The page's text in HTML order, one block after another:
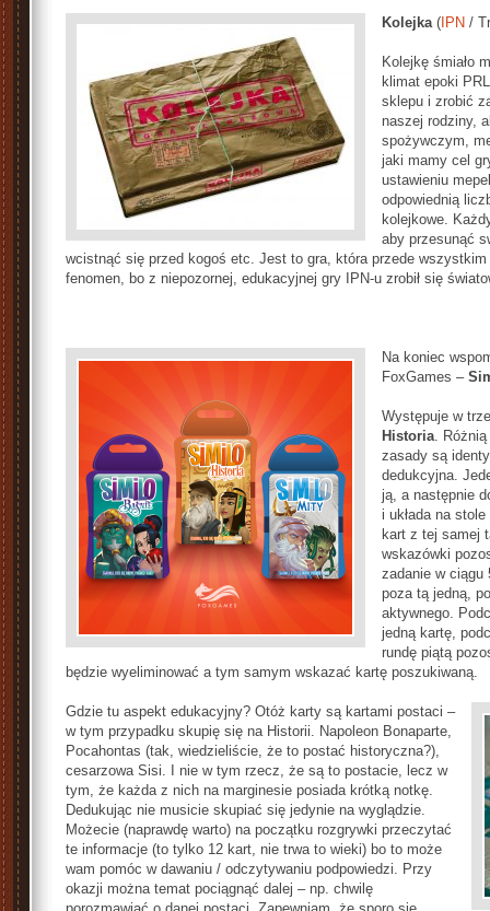
Kolejka( IPN /
Kolejkę śmiało
klimat epoki
sklepu i zrobić
naszej rodziny,
spożywczym,
jaki mamy cel
ustawieniu
odpowiednią
kolejkowe.
aby przesunąć
wcistnąć się przed kogoś etc. Jest to gra, która przede
fenomen, bo z niepozornej, edukacyjnej gry IPN-u zrobił się
Na koniec
FoxGames –
Występuje w
Historia.
zasady są
dedukcyjna.
ją, a następnie
i układa na
kart z tej samej
wskazówki
zadanie w ciągu
poza tą jedną,
aktywnego.
jedną kartę,
rundę piątą
będzie wyeliminować a tym samym wskazać kartę poszukiwaną.
Gdzie tu aspekt edukacyjny? Otóż karty są kartami postaci –
w tym przypadku skupię się na Historii. Napoleon Bonaparte,
Pocahontas (tak, wiedzieliście, że to postać historyczna?),
cesarzowa Sisi. I nie w tym rzecz, że są to postacie, lecz w
tym, że każda z nich na marginesie posiada krótką notkę.
Dedukując nie musicie skupiać się jedynie na wyglądzie.
Możecie (naprawdę warto) na początku rozgrywki przeczytać
te informacje (to tylko 12 kart, nie trwa to wieki) bo to może
wam pomóc w dawaniu / odczytywaniu podpowiedzi. Przy
okazji można temat pociągnąć dalej – np. chwilę